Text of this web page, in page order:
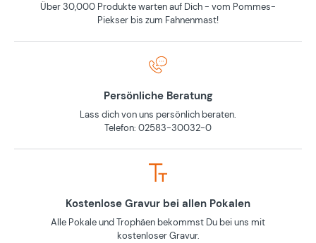
Über 30,000 Produkte warten auf Dich - vom Pommes-
Piekser bis zum Fahnenmast!
Persönliche Beratung
Lass dich von uns persönlich beraten.
Telefon: 02583-30032-0
Kostenlose Gravur bei allen Pokalen
Alle Pokale und Trophäen bekommst Du bei uns mit
kostenloser Gravur.